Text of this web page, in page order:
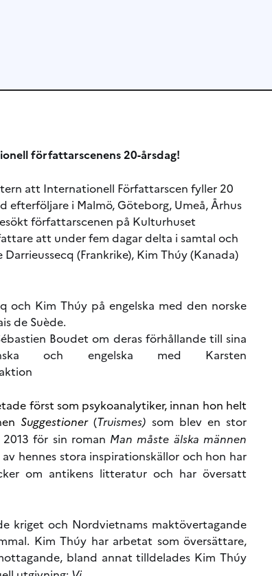
författarscenens 20-årsdag!
att Internationell Författarscen fyller 20
efterföljare i Malmö, Göteborg, Umeå, Århus
författarscenen på Kulturhuset
att under fem dagar delta i samtal och
(Frankrike), Kim Thúy (Kanada)
och Kim Thúy på engelska med den norske
de Suède.
Boudet om deras förhållande till sina
och engelska med Karsten
först som psykoanalytiker, innan hon helt
Suggestioner(Truismes) som blev en stor
för sin roman Man måste älska männen
av hennes stora inspirationskällor och hon har
om antikens litteratur och har översatt
kriget och Nordvietnams maktövertagande
Kim Thúy har arbetat som översättare,
bland annat tilldelades Kim Thúy